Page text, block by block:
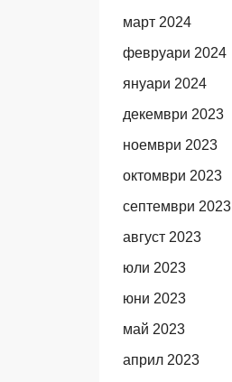
март 2024
февруари 2024
януари 2024
декември 2023
ноември 2023
октомври 2023
септември 2023
август 2023
юли 2023
юни 2023
май 2023
април 2023